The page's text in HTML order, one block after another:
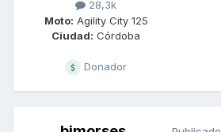
28,3k
Moto: Agility City 125
Ciudad: Córdoba
Donador